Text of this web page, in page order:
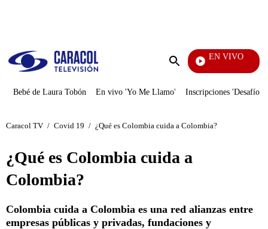
Enviar
EN VIVO
Noticias Caracol
Bebé de Laura Tobón En vivo 'Yo Me Llamo' Inscripciones 'Desafío'
Caracol TV / Covid 19 / ¿Qué es Colombia cuida a Colombia?
¿Qué es Colombia cuida a
Colombia?
Colombia cuida a Colombia es una red alianzas entre
empresas públicas y privadas, fundaciones y